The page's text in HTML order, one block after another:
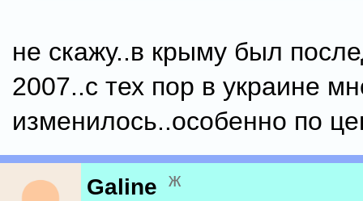
не скажу..в крыму был
2007..с тех пор в украине
изменилось..особенно по
Galine ж